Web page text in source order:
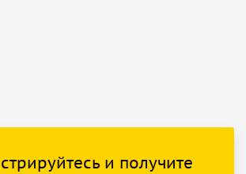
и получите